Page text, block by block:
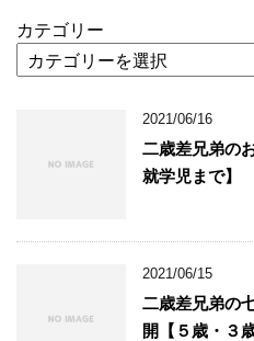
カテゴリー
2021/06/16
二歳差兄弟の
就学児まで】
2021/06/15
二歳差兄弟の
開【５歳・３